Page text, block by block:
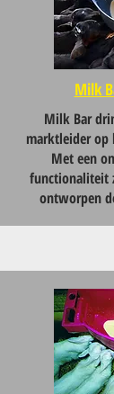
Milk
Milk Bar
marktleider op
Met een
functionaliteit
ontworpen